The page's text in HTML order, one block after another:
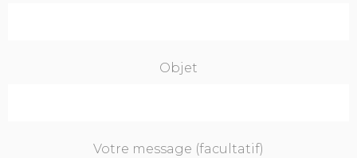
Objet
Votre message (facultatif)